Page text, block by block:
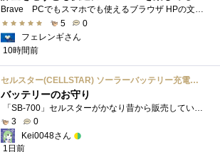
5
0
フェレンギさん
10時間前
セルスター(CELLSTAR) ソーラーバッテリー充電器 SB-700 DC12V専用
バッテリーのお守り
3
0
Kei0048さん
1日前